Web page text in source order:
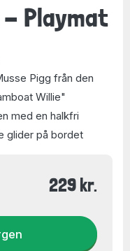
- Playmat
Pigg från den
Willie"
med en halkfri
glider på bordet
229 kr.